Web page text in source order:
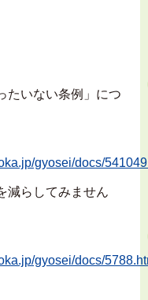
たいない条例」につ
gyosei/docs/
減らしてみません
gyosei/docs/